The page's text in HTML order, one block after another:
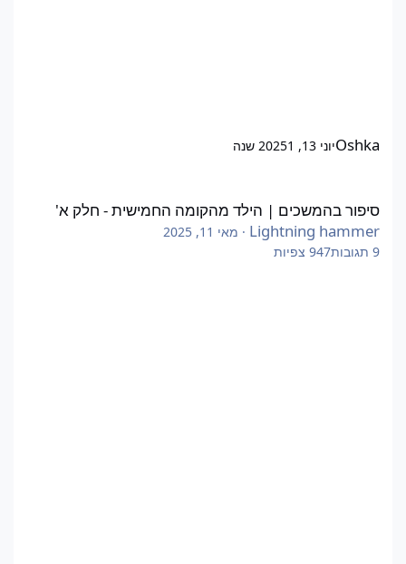
Oshkaיוני 13, 2025
1 שנה
סיפור בהמשכים | הילד מהקומה החמישית - חלק א'
Lightning hammer
· מאי 11, 2025
9 תגובות947 צפיות